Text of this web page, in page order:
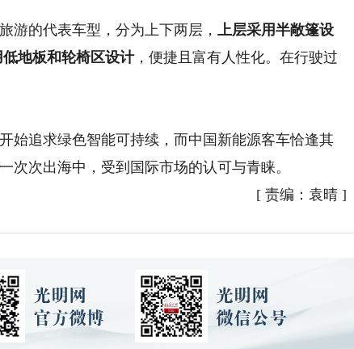
的代表车型，分为上下两层，上层采用半敞篷设
地板和轮椅区设计，便捷且富有人性化。在行驶过
追求绿色智能可持续，而中国新能源客车恰逢其
次次出海中，受到国际市场的认可与青睐。
[ 责编：袁晴]